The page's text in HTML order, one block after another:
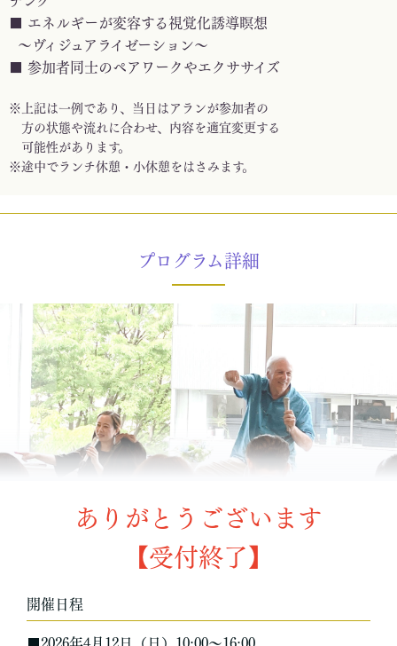
■ エネルギーが変容する視覚化誘導瞑想
〜ヴィジュアライゼーション〜
■ 参加者同士のペアワークやエクササイズ
※上記は一例であり、当日はアランが参加者の
方の状態や流れに合わせ、内容を適宜変更する
可能性があります。
※途中でランチ休憩・小休憩をはさみます。
プログラム詳細
ありがとうございます
【受付終了】
開催日程
■2026年4月12日（日）10:00〜16:00